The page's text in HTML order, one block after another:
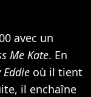
avec un
Me Kate. En
Eddie où il tient
il enchaîne